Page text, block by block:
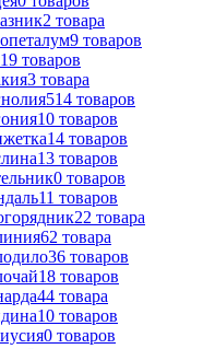
2 товара
9 товаров
19 товаров
3 товара
514 товаров
10 товаров
14 товаров
13 товаров
0 товаров
11 товаров
22 товара
62 товара
36 товаров
18 товаров
44 товара
10 товаров
0 товаров